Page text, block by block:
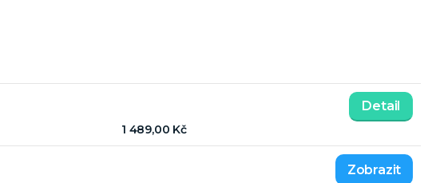
1 489,00 Kč
Detail